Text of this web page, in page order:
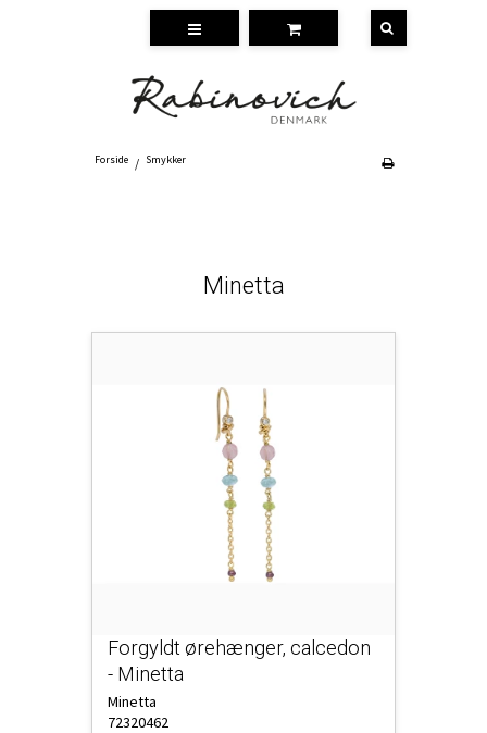
Forside / Smykker
Minetta
Forgyldt ørehænger, calcedon
- Minetta
Minetta
72320462